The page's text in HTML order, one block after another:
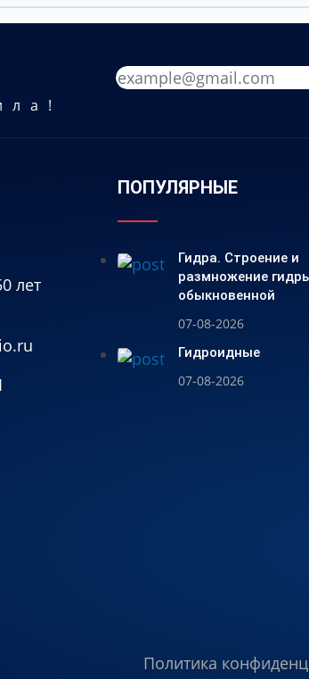
лет
ПОПУЛЯРНЫЕ
Гидра. Строение и
размножение
обыкновенной
07-08-2026
Гидроидные
07-08-2026
Политика